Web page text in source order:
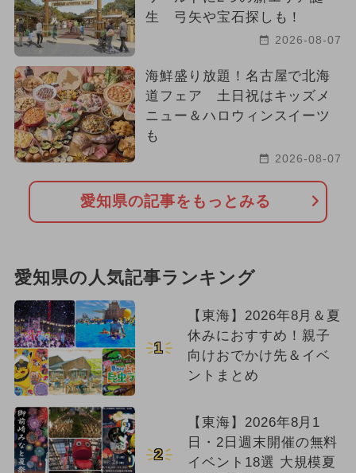
生 弓矢や宝石探しも！
2026-08-07
海鮮盛り放題！名古屋で北海
道フェア 土日祝はキッズメ
ニュー＆ハロウィンスイーツ
も
2026-08-07
愛知県の記事をもっとみる
愛知県の人気記事ランキング
1
【東海】2026年8月＆夏
休みにおすすめ！親子
向けおでかけ先＆イベ
ントまとめ
2
【東海】2026年8月1
日・2日週末開催の無料
イベント18選 大規模夏